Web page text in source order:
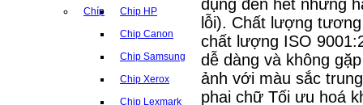
Chíp Chip HP
Chip Canon
Chip Samsung
Chip Xerox
Chip Lexmark
dụng đến hết những
lỗi). Chất lượng
chất lượng ISO
dễ dàng và không
ảnh với màu sắc
phai chữ Tối ưu hoá